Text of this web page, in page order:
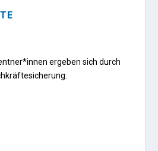
ergeben sich durch